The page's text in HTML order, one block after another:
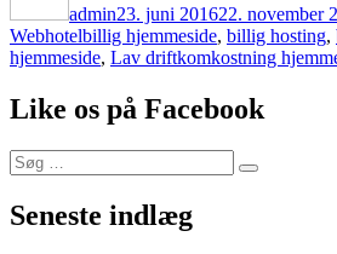
admin23. juni 201622. november
WebhotelTags
billig hjemmeside, billig hosting,
hjemmeside, Lav driftkomkostning
Like os på Facebook
Søg
efter:
Søg
Seneste indlæg